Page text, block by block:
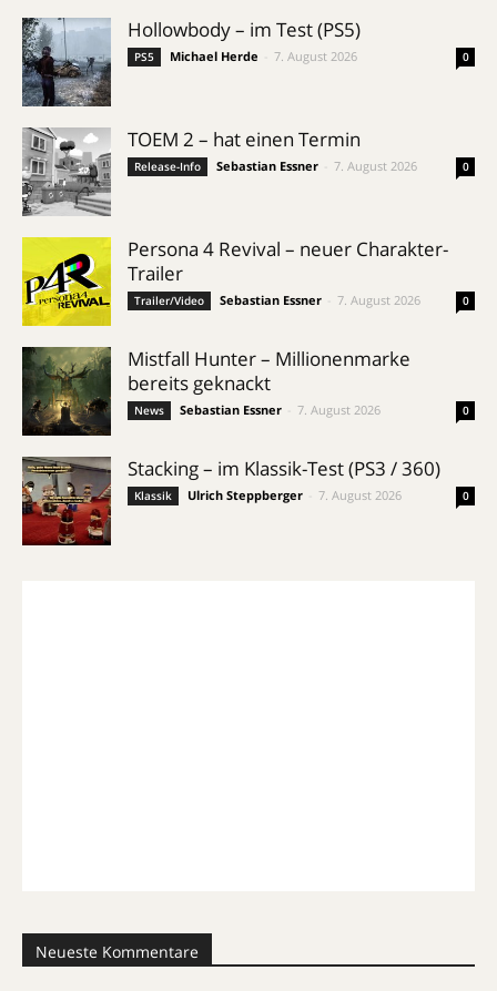
Hollowbody – im Test (PS5)
PS5 Michael Herde 7. August 2026 0
TOEM 2 – hat einen Termin
Release-Info Sebastian Essner 7. August 2026 0
Persona 4 Revival – neuer Charakter-
Trailer
Trailer/Video Sebastian Essner 7. August 2026 0
Mistfall Hunter – Millionenmarke
bereits geknackt
News Sebastian Essner 7. August 2026 0
Stacking – im Klassik-Test (PS3 / 360)
Klassik Ulrich Steppberger 7. August 2026 0
Neueste Kommentare